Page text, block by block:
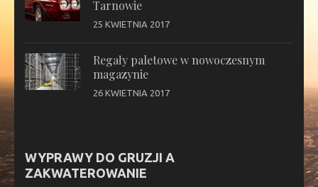
Tarnowie
25 KWIETNIA 2017
Regały paletowe w nowoczesnym
magazynie
26 KWIETNIA 2017
WYPRAWY DO GRUZJI A
ZAKWATEROWANIE